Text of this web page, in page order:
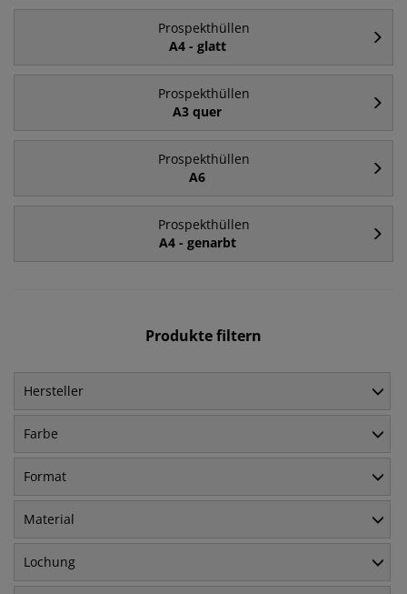
Prospekthüllen
A4 - glatt
Prospekthüllen
A3 quer
Prospekthüllen
A6
Prospekthüllen
A4 - genarbt
Produkte filtern
Hersteller
Farbe
Format
Material
Lochung